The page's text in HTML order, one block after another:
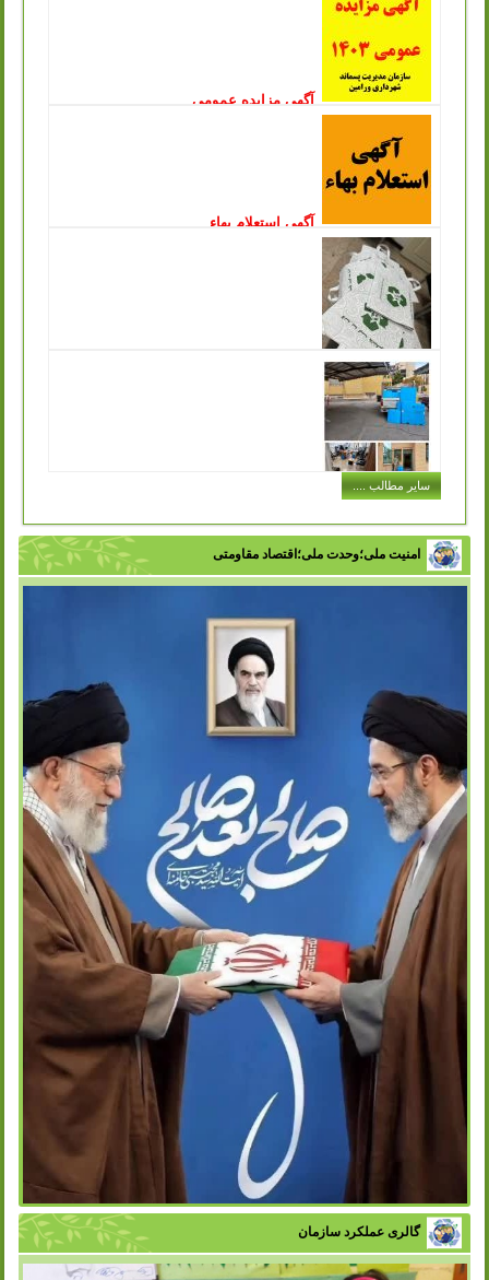
آگهی مزایده عمومی
انتشار: یکشنبه, 09 ارديبهشت 1403
سازمان مدیریت پسماندشهرداری ورامین در نظر دارد بازیافت
پسماندهای با ارزش مرکز دفن زباله چرمشهر را از طریق
مزایده عمومی به اشخاص حقیقی و...
آگهی استعلام بهاء
انتشار: چهارشنبه, 15 آذر 1402
سازمان مدیریت پسماند شهرداری ورامین درنظردارد جهت جمع
آوری و زنده گیری سگ های بلاصاحب سطح شهر نسبت به
انعقاد قرارداد با پیمانکار واجد...
سازمان مدیریت پسماند به جهت تکریم ارباب رجوع
انتشار: شنبه, 11 آذر 1402
یکی از مشکلاتی که در حفظ محیط زیست و اصول بازیافت با
آن مواجه هستیم این است که افراد در هنگام خرید حجم بسیار
زیادی کیسه پلاستیکی...
در ادارات شهر
با تلاش سازمان مدیریت پسماند شهرداری ورامین و با هدف
تفکیک زباله از مبدا، فرهنگ سازی در زمینه مدیریت پسماند و
زباله در بین اقشار مختلف...ادامه مطلب ..
سایر مطالب ....
امنیت ملی؛وحدت ملی؛اقتصاد مقاومتی
گالری عملکرد سازمان